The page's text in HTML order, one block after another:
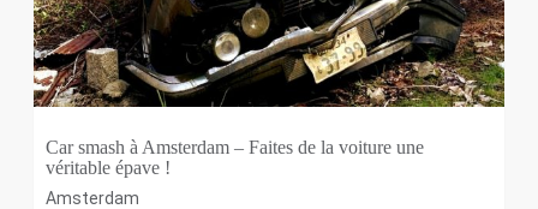
Car smash à Amsterdam – Faites de la voiture une
véritable épave !
Amsterdam